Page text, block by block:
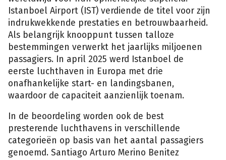
Istanboel Airport (IST) verdiende de titel voor zijn
indrukwekkende prestaties en betrouwbaarheid.
Als belangrijk knooppunt tussen talloze
bestemmingen verwerkt het jaarlijks miljoenen
passagiers. In april 2025 werd Istanboel de
eerste luchthaven in Europa met drie
onafhankelijke start- en landingsbanen,
waardoor de capaciteit aanzienlijk toenam.
In de beoordeling worden ook de best
presterende luchthavens in verschillende
categorieën op basis van het aantal passagiers
genoemd. Santiago Arturo Merino Benitez